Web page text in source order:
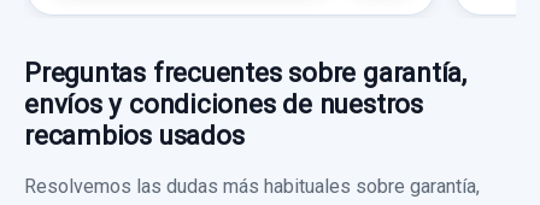
DISPLAY 5WK70005
PRETENSOR AIRBAG IZQUIERDO 5P
Preguntas frecuentes sobre garantía,
envíos y condiciones de nuestros
recambios usados
Resolvemos las dudas más habituales sobre garantía,